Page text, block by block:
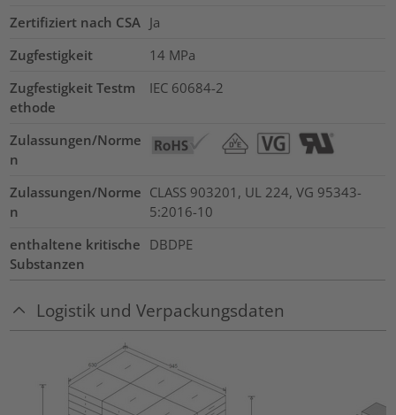
Zertifiziert nach CSA Ja
Zugfestigkeit
14 MPa
Zugfestigkeit Testm
ethode
IEC 60684-2
Zulassungen/Norme
n
Zulassungen/Norme
n
CLASS 903201, UL 224, VG 95343-
5:2016-10
enthaltene kritische
Substanzen
DBDPE
Logistik und Verpackungsdaten